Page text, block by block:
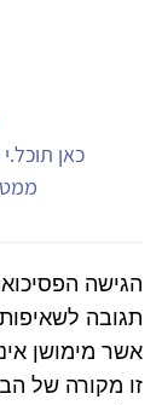
כאן
הגישה
תגובה
אשר מימושן
זו מקורה של